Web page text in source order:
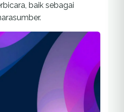
baik sebagai